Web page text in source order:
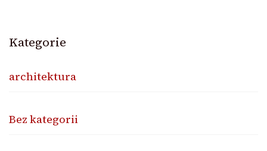
Kategorie
architektura
Bez kategorii